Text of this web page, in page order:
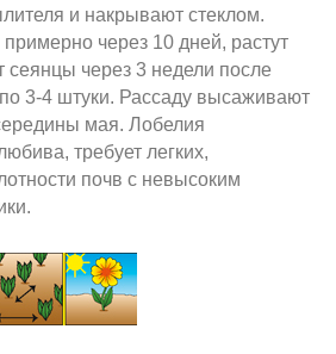
и накрывают стеклом.
через 10 дней, растут
через 3 недели после
3-4 штуки. Рассаду высаживают
мая. Лобелия
требует легких,
почв с невысоким